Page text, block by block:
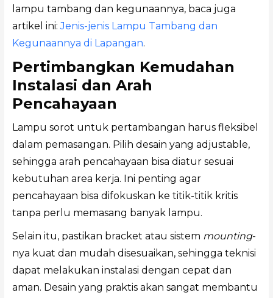
lampu tambang dan kegunaannya, baca juga
artikel ini:Jenis-jenis Lampu Tambang dan
Kegunaannya di Lapangan.
Pertimbangkan Kemudahan
Instalasi dan Arah
Pencahayaan
Lampu sorot untuk pertambangan harus fleksibel
dalam pemasangan. Pilih desain yang adjustable,
sehingga arah pencahayaan bisa diatur sesuai
kebutuhan area kerja. Ini penting agar
pencahayaan bisa difokuskan ke titik-titik kritis
tanpa perlu memasang banyak lampu.
Selain itu, pastikan bracket atau sistem mounting-
nya kuat dan mudah disesuaikan, sehingga teknisi
dapat melakukan instalasi dengan cepat dan
aman. Desain yang praktis akan sangat membantu